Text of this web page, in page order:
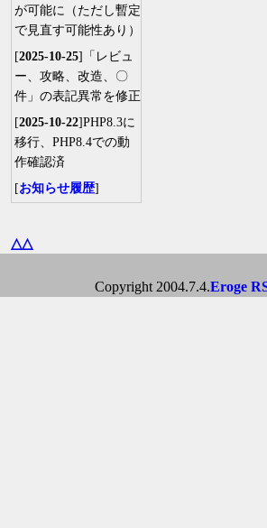
が可能に（ただし暫定
で見直す可能性あり）
[2025-10-25]「レビュ
ー、攻略、改造、〇
件」の表記異常を修正
[2025-10-22]PHP8.3に
移行、PHP8.4での動
作確認済
[お知らせ履歴]
△△
Copyright 2004.7.4.Eroge